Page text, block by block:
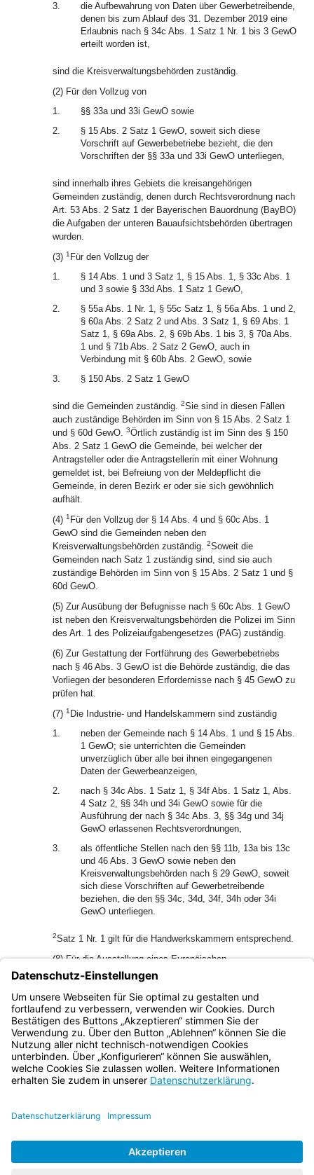
3.
die Aufbewahrung von Daten über Gewerbetreibende,
denen bis zum Ablauf des 31. Dezember 2019 eine
Erlaubnis nach § 34c Abs. 1 Satz 1 Nr. 1 bis 3 GewO
erteilt worden ist,
sind die Kreisverwaltungsbehörden zuständig.
(2) Für den Vollzug von
1.
§§ 33a und 33i GewO sowie
2.
§ 15 Abs. 2 Satz 1 GewO, soweit sich diese
Vorschrift auf Gewerbebetriebe bezieht, die den
Vorschriften der §§ 33a und 33i GewO unterliegen,
sind innerhalb ihres Gebiets die kreisangehörigen
Gemeinden zuständig, denen durch Rechtsverordnung nach
Art. 53 Abs. 2 Satz 1 der Bayerischen Bauordnung (BayBO)
die Aufgaben der unteren Bauaufsichtsbehörden übertragen
wurden.
(3) 1 Für den Vollzug der
1.
§ 14 Abs. 1 und 3 Satz 1, § 15 Abs. 1, § 33c Abs. 1
und 3 sowie § 33d Abs. 1 Satz 1 GewO,
2.
§ 55a Abs. 1 Nr. 1, § 55c Satz 1, § 56a Abs. 1 und 2,
§ 60a Abs. 2 Satz 2 und Abs. 3 Satz 1, § 69 Abs. 1
Satz 1, § 69a Abs. 2, § 69b Abs. 1 bis 3, § 70a Abs.
1 und § 71b Abs. 2 Satz 2 GewO, auch in
Verbindung mit § 60b Abs. 2 GewO, sowie
3.
§ 150 Abs. 2 Satz 1 GewO
sind die Gemeinden zuständig. 2Sie sind in diesen Fällen
auch zuständige Behörden im Sinn von § 15 Abs. 2 Satz 1
und § 60d GewO. 3Örtlich zuständig ist im Sinn des § 150
Abs. 2 Satz 1 GewO die Gemeinde, bei welcher der
Antragsteller oder die Antragstellerin mit einer Wohnung
gemeldet ist, bei Befreiung von der Meldepflicht die
Gemeinde, in deren Bezirk er oder sie sich gewöhnlich
aufhält.
(4) 1 Für den Vollzug der § 14 Abs. 4 und § 60c Abs. 1
GewO sind die Gemeinden neben den
Kreisverwaltungsbehörden zuständig. 2Soweit die
Gemeinden nach Satz 1 zuständig sind, sind sie auch
zuständige Behörden im Sinn von § 15 Abs. 2 Satz 1 und §
60d GewO.
(5) Zur Ausübung der Befugnisse nach § 60c Abs. 1 GewO
ist neben den Kreisverwaltungsbehörden die Polizei im Sinn
des Art. 1 des Polizeiaufgabengesetzes (PAG) zuständig.
(6) Zur Gestattung der Fortführung des Gewerbebetriebs
nach § 46 Abs. 3 GewO ist die Behörde zuständig, die das
Vorliegen der besonderen Erfordernisse nach § 45 GewO zu
prüfen hat.
(7) 1 Die Industrie- und Handelskammern sind zuständig
1.
neben der Gemeinde nach § 14 Abs. 1 und § 15 Abs.
1 GewO; sie unterrichten die Gemeinden
unverzüglich über alle bei ihnen eingegangenen
Daten der Gewerbeanzeigen,
2.
nach § 34c Abs. 1 Satz 1, § 34f Abs. 1 Satz 1, Abs.
4 Satz 2, §§ 34h und 34i GewO sowie für die
Ausführung der nach § 34c Abs. 3, §§ 34g und 34j
GewO erlassenen Rechtsverordnungen,
3.
als öffentliche Stellen nach den §§ 11b, 13a bis 13c
und 46 Abs. 3 GewO sowie neben den
Kreisverwaltungsbehörden nach § 29 GewO, soweit
sich diese Vorschriften auf Gewerbetreibende
beziehen, die den §§ 34c, 34d, 34f, 34h oder 34i
GewO unterliegen.
2Satz 1 Nr. 1 gilt für die Handwerkskammern entsprechend.
(8) Für die Ausstellung eines Europäischen
Berufsausweises für einen Beruf, der einer Erlaubnispflicht
nach der Gewerbeordnung unterliegt, ist die Behörde
zuständig, die auch für die Erteilung der jeweiligen Erlaubnis
zuständig ist.
Bayern.de
BayernPortal
Impressum